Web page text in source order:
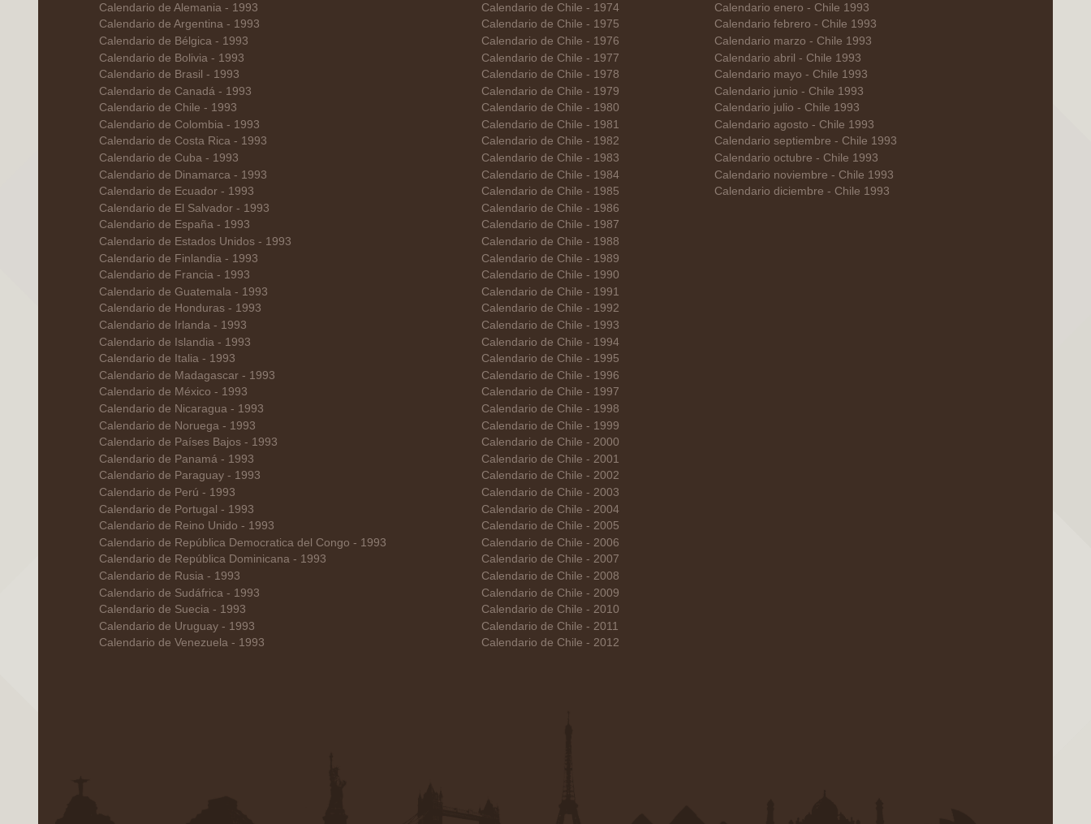
Calendario de Alemania - 1993
Calendario de Argentina - 1993
Calendario de Bélgica - 1993
Calendario de Bolivia - 1993
Calendario de Brasil - 1993
Calendario de Canadá - 1993
Calendario de Chile - 1993
Calendario de Colombia - 1993
Calendario de Costa Rica - 1993
Calendario de Cuba - 1993
Calendario de Dinamarca - 1993
Calendario de Ecuador - 1993
Calendario de El Salvador - 1993
Calendario de España - 1993
Calendario de Estados Unidos - 1993
Calendario de Finlandia - 1993
Calendario de Francia - 1993
Calendario de Guatemala - 1993
Calendario de Honduras - 1993
Calendario de Irlanda - 1993
Calendario de Islandia - 1993
Calendario de Italia - 1993
Calendario de Madagascar - 1993
Calendario de México - 1993
Calendario de Nicaragua - 1993
Calendario de Noruega - 1993
Calendario de Países Bajos - 1993
Calendario de Panamá - 1993
Calendario de Paraguay - 1993
Calendario de Perú - 1993
Calendario de Portugal - 1993
Calendario de Reino Unido - 1993
Calendario de República Democratica del Congo - 1993
Calendario de República Dominicana - 1993
Calendario de Rusia - 1993
Calendario de Sudáfrica - 1993
Calendario de Suecia - 1993
Calendario de Uruguay - 1993
Calendario de Venezuela - 1993
Calendario de Chile - 1974
Calendario de Chile - 1975
Calendario de Chile - 1976
Calendario de Chile - 1977
Calendario de Chile - 1978
Calendario de Chile - 1979
Calendario de Chile - 1980
Calendario de Chile - 1981
Calendario de Chile - 1982
Calendario de Chile - 1983
Calendario de Chile - 1984
Calendario de Chile - 1985
Calendario de Chile - 1986
Calendario de Chile - 1987
Calendario de Chile - 1988
Calendario de Chile - 1989
Calendario de Chile - 1990
Calendario de Chile - 1991
Calendario de Chile - 1992
Calendario de Chile - 1993
Calendario de Chile - 1994
Calendario de Chile - 1995
Calendario de Chile - 1996
Calendario de Chile - 1997
Calendario de Chile - 1998
Calendario de Chile - 1999
Calendario de Chile - 2000
Calendario de Chile - 2001
Calendario de Chile - 2002
Calendario de Chile - 2003
Calendario de Chile - 2004
Calendario de Chile - 2005
Calendario de Chile - 2006
Calendario de Chile - 2007
Calendario de Chile - 2008
Calendario de Chile - 2009
Calendario de Chile - 2010
Calendario de Chile - 2011
Calendario de Chile - 2012
Calendario enero - Chile 1993
Calendario febrero - Chile 1993
Calendario marzo - Chile 1993
Calendario abril - Chile 1993
Calendario mayo - Chile 1993
Calendario junio - Chile 1993
Calendario julio - Chile 1993
Calendario agosto - Chile 1993
Calendario septiembre - Chile 1993
Calendario octubre - Chile 1993
Calendario noviembre - Chile 1993
Calendario diciembre - Chile 1993